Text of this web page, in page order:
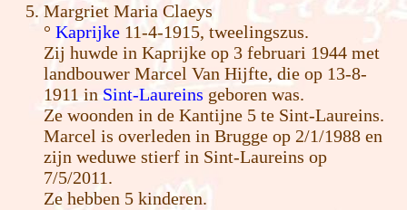
Margriet Maria Claeys
° Kaprijke 11-4-1915, tweelingszus.
Zij huwde in Kaprijke op 3 februari 1944 met
landbouwer Marcel Van Hijfte, die op 13-8-
1911 in Sint-Laureins geboren was.
Ze woonden in de Kantijne 5 te Sint-Laureins.
Marcel is overleden in Brugge op 2/1/1988 en
zijn weduwe stierf in Sint-Laureins op
7/5/2011.
Ze hebben 5 kinderen.